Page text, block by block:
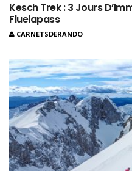
Kesch Trek : 3 Jours
Fluelapass
CARNETSDERANDO